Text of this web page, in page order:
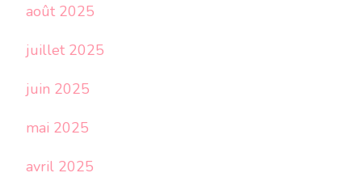
août 2025
juillet 2025
juin 2025
mai 2025
avril 2025